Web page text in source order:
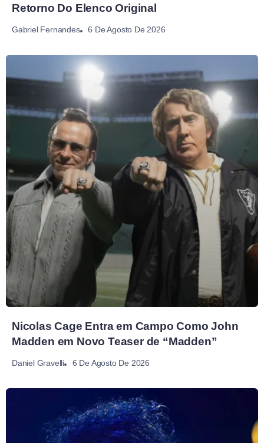
Retorno Do Elenco Original
Gabriel Fernandes 6 De Agosto De 2026
Nicolas Cage Entra em Campo Como John
Madden em Novo Teaser de “Madden”
Daniel Gravelli 6 De Agosto De 2026